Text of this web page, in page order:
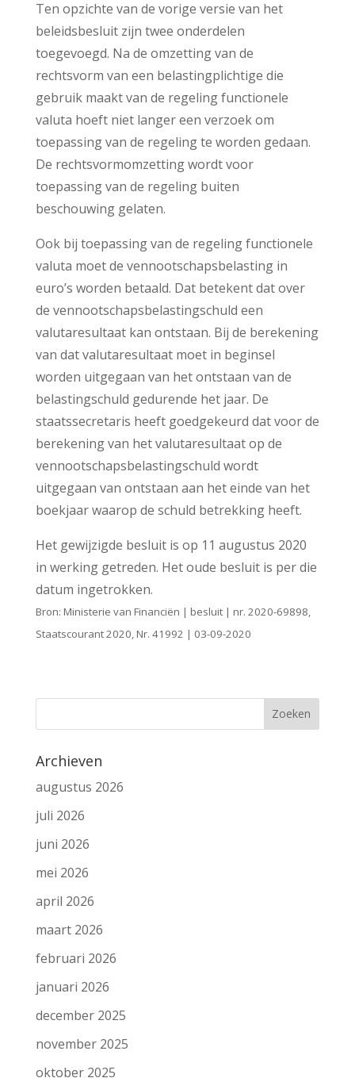
Ten opzichte van de vorige versie van het
beleidsbesluit zijn twee onderdelen
toegevoegd. Na de omzetting van de
rechtsvorm van een belastingplichtige die
gebruik maakt van de regeling functionele
valuta hoeft niet langer een verzoek om
toepassing van de regeling te worden gedaan.
De rechtsvormomzetting wordt voor
toepassing van de regeling buiten
beschouwing gelaten.
Ook bij toepassing van de regeling functionele
valuta moet de vennootschapsbelasting in
euro’s worden betaald. Dat betekent dat over
de vennootschapsbelastingschuld een
valutaresultaat kan ontstaan. Bij de berekening
van dat valutaresultaat moet in beginsel
worden uitgegaan van het ontstaan van de
belastingschuld gedurende het jaar. De
staatssecretaris heeft goedgekeurd dat voor de
berekening van het valutaresultaat op de
vennootschapsbelastingschuld wordt
uitgegaan van ontstaan aan het einde van het
boekjaar waarop de schuld betrekking heeft.
Het gewijzigde besluit is op 11 augustus 2020
in werking getreden. Het oude besluit is per die
datum ingetrokken.
Bron: Ministerie van Financiën | besluit | nr. 2020-69898,
Staatscourant 2020, Nr. 41992 | 03-09-2020
Archieven
augustus 2026
juli 2026
juni 2026
mei 2026
april 2026
maart 2026
februari 2026
januari 2026
december 2025
november 2025
oktober 2025